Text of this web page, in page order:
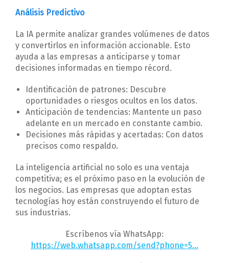
Análisis Predictivo
La IA permite analizar grandes volúmenes de datos
y convertirlos en información accionable. Esto
ayuda a las empresas a anticiparse y tomar
decisiones informadas en tiempo récord.
Identificación de patrones: Descubre
oportunidades o riesgos ocultos en los datos.
Anticipación de tendencias: Mantente un paso
adelante en un mercado en constante cambio.
Decisiones más rápidas y acertadas: Con datos
precisos como respaldo.
La inteligencia artificial no solo es una ventaja
competitiva; es el próximo paso en la evolución de
los negocios. Las empresas que adoptan estas
tecnologías hoy están construyendo el futuro de
sus industrias.
Escríbenos vía WhatsApp:
https://web.whatsapp.com/send?phone=5…